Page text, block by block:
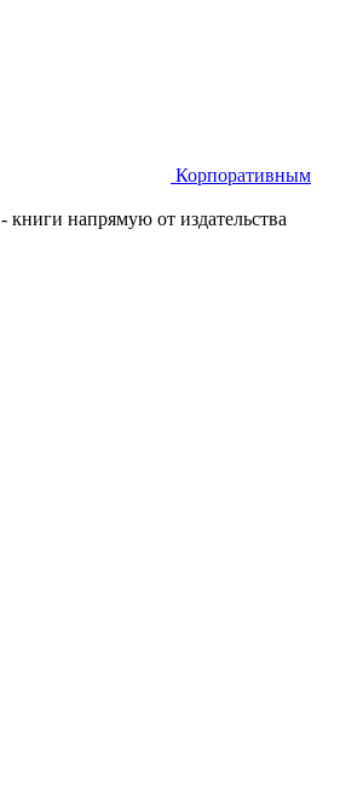
Корпоративным
- книги напрямую от издательства